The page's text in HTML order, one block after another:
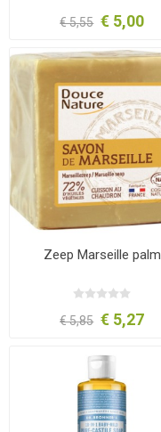
€ 5,55 € 5,00
Zeep Marseille palm
€ 5,85 € 5,27